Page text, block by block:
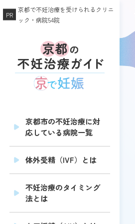
京都で不妊治療を受けられるクリニ
ック・病院54院
京都市の不妊治療に対
応している病院一覧
体外受精（IVF）とは
不妊治療のタイミング
法とは